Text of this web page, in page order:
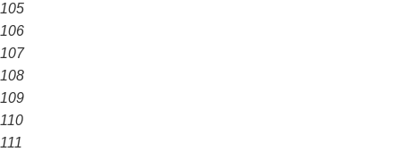
105
106
107
108
109
110
111